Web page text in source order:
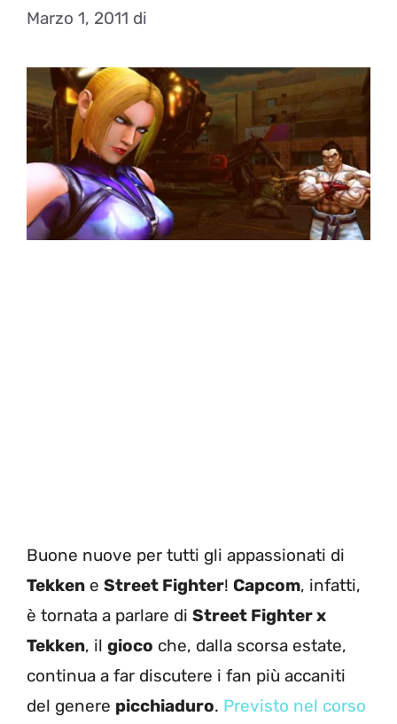
Marzo 1, 2011 di
Buone nuove per tutti gli appassionati di
Tekken e Street Fighter! Capcom, infatti,
è tornata a parlare di Street Fighter x
Tekken, il gioco che, dalla scorsa estate,
continua a far discutere i fan più accaniti
del genere picchiaduro. Previsto nel corso